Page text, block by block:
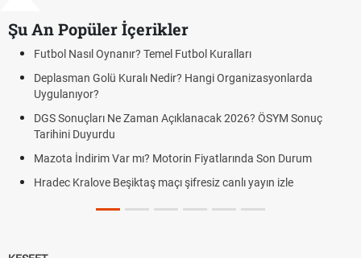
Şu An Popüler İçerikler
Sonuç
Durum
izle
Hradec Kralove Beşiktaş CANLI İZLE ŞİFRESİZ
Hradec Kralove Beşiktaş ücretsiz izle, Hradec
linki
Hradec Kralove - Beşiktaş maçı şifresiz izle canlı